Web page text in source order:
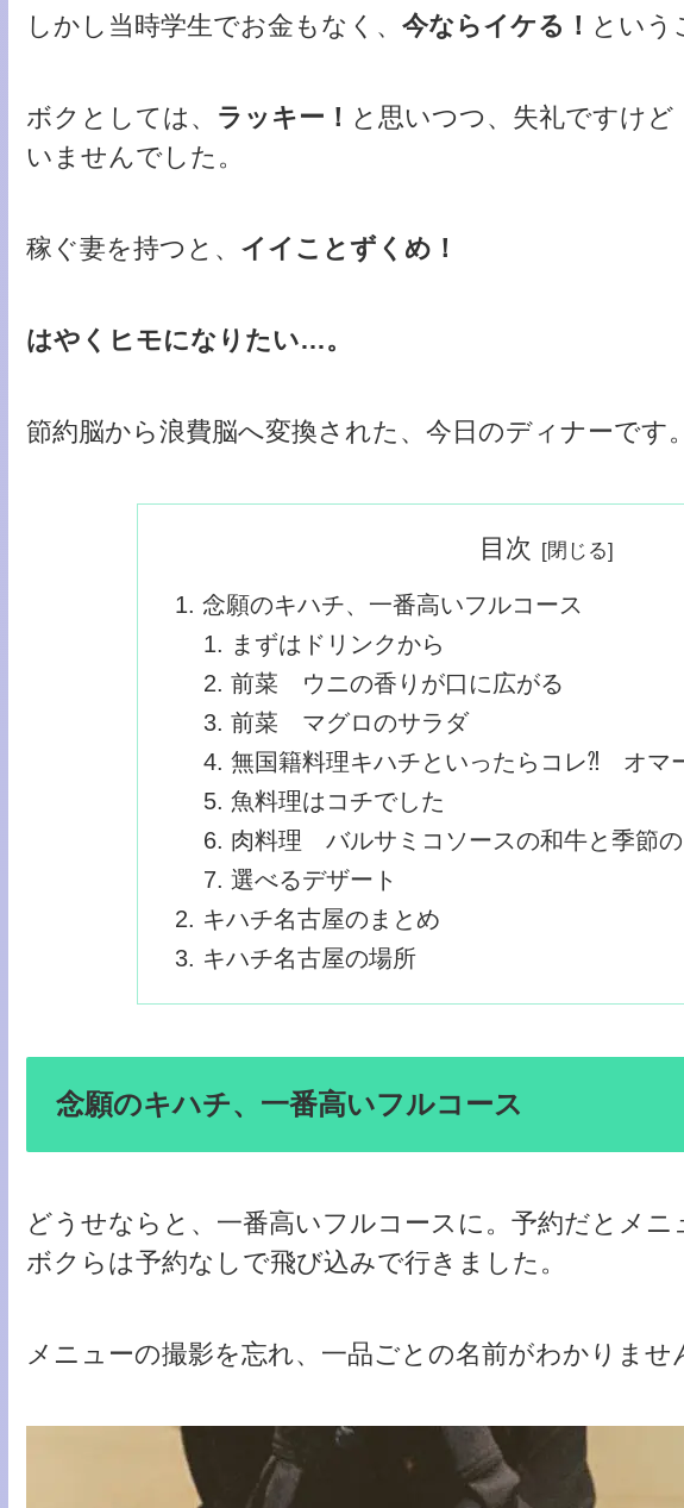
しかし当時学生でお金もなく、 今ならイケる！ という
ボクとしては、 ラッキー！ と思いつつ、失礼ですけど
いませんでした。
稼ぐ妻を持つと、 イイことずくめ！
はやくヒモになりたい…。
節約脳から浪費脳へ変換された、今日のディナーです。
目次
念願のキハチ、一番高いフルコース
まずはドリンクから
前菜 ウニの香りが口に広がる
前菜 マグロのサラダ
無国籍料理キハチといったらコレ⁈ オマ
魚料理はコチでした
肉料理 バルサミコソースの和牛と季節の
選べるデザート
キハチ名古屋のまとめ
キハチ名古屋の場所
念願のキハチ、一番高いフルコース
どうせならと、一番高いフルコースに。予約だとメニ
ボクらは予約なしで飛び込みで行きました。
メニューの撮影を忘れ、一品ごとの名前がわかりませ